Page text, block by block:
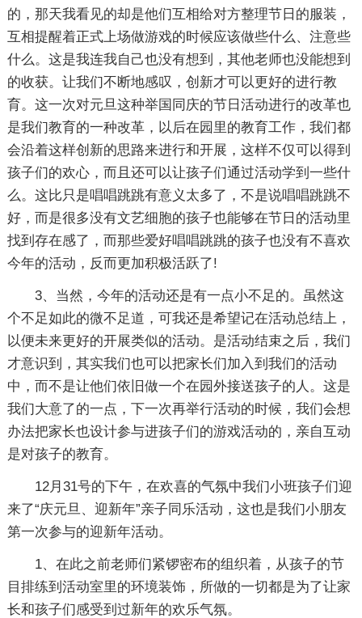
的，那天我看见的却是他们互相给对方整理节日的服装，
互相提醒着正式上场做游戏的时候应该做些什么、注意些
什么。这是我连我自己也没有想到，其他老师也没能想到
的收获。让我们不断地感叹，创新才可以更好的进行教
育。这一次对元旦这种举国同庆的节日活动进行的改革也
是我们教育的一种改革，以后在园里的教育工作，我们都
会沿着这样创新的思路来进行和开展，这样不仅可以得到
孩子们的欢心，而且还可以让孩子们通过活动学到一些什
么。这比只是唱唱跳跳有意义太多了，不是说唱唱跳跳不
好，而是很多没有文艺细胞的孩子也能够在节日的活动里
找到存在感了，而那些爱好唱唱跳跳的孩子也没有不喜欢
今年的活动，反而更加积极活跃了!
3、当然，今年的活动还是有一点小不足的。虽然这
个不足如此的微不足道，可我还是希望记在活动总结上，
以便未来更好的开展类似的活动。是活动结束之后，我们
才意识到，其实我们也可以把家长们加入到我们的活动
中，而不是让他们依旧做一个在园外接送孩子的人。这是
我们大意了的一点，下一次再举行活动的时候，我们会想
办法把家长也设计参与进孩子们的游戏活动的，亲自互动
是对孩子的教育。
12月31号的下午，在欢喜的气氛中我们小班孩子们迎
来了“庆元旦、迎新年”亲子同乐活动，这也是我们小朋友
第一次参与的迎新年活动。
1、在此之前老师们紧锣密布的组织着，从孩子的节
目排练到活动室里的环境装饰，所做的一切都是为了让家
长和孩子们感受到过新年的欢乐气氛。